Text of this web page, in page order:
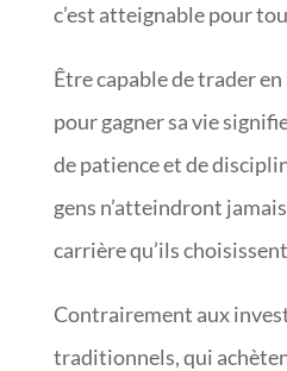
c’est atteignable pour
Être capable de trader en
pour gagner sa vie
de patience et de
gens n’atteindront
carrière qu’ils
Contrairement aux
traditionnels, qui